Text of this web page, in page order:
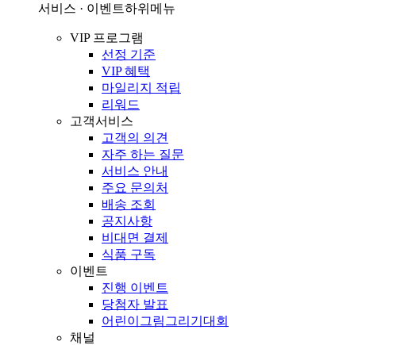
서비스 · 이벤트하위메뉴
VIP 프로그램
선정 기준
VIP 혜택
마일리지 적립
리워드
고객서비스
고객의 의견
자주 하는 질문
서비스 안내
주요 문의처
배송 조회
공지사항
비대면 결제
식품 구독
이벤트
진행 이벤트
당첨자 발표
어린이그림그리기대회
채널